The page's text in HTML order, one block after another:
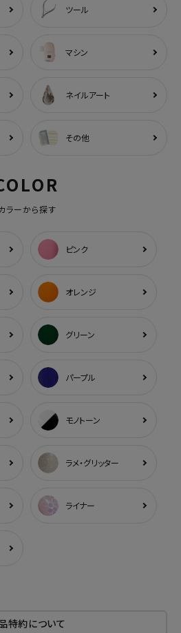
ツール
マシン
ネイルアート
その他
ラーから探す
ピンク
オレンジ
グリーン
パープル
モノトーン
ラメ・グリッター
ライナー
特約について